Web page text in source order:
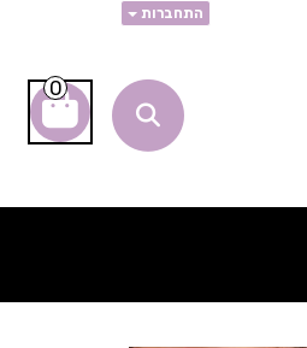
התחברות
0